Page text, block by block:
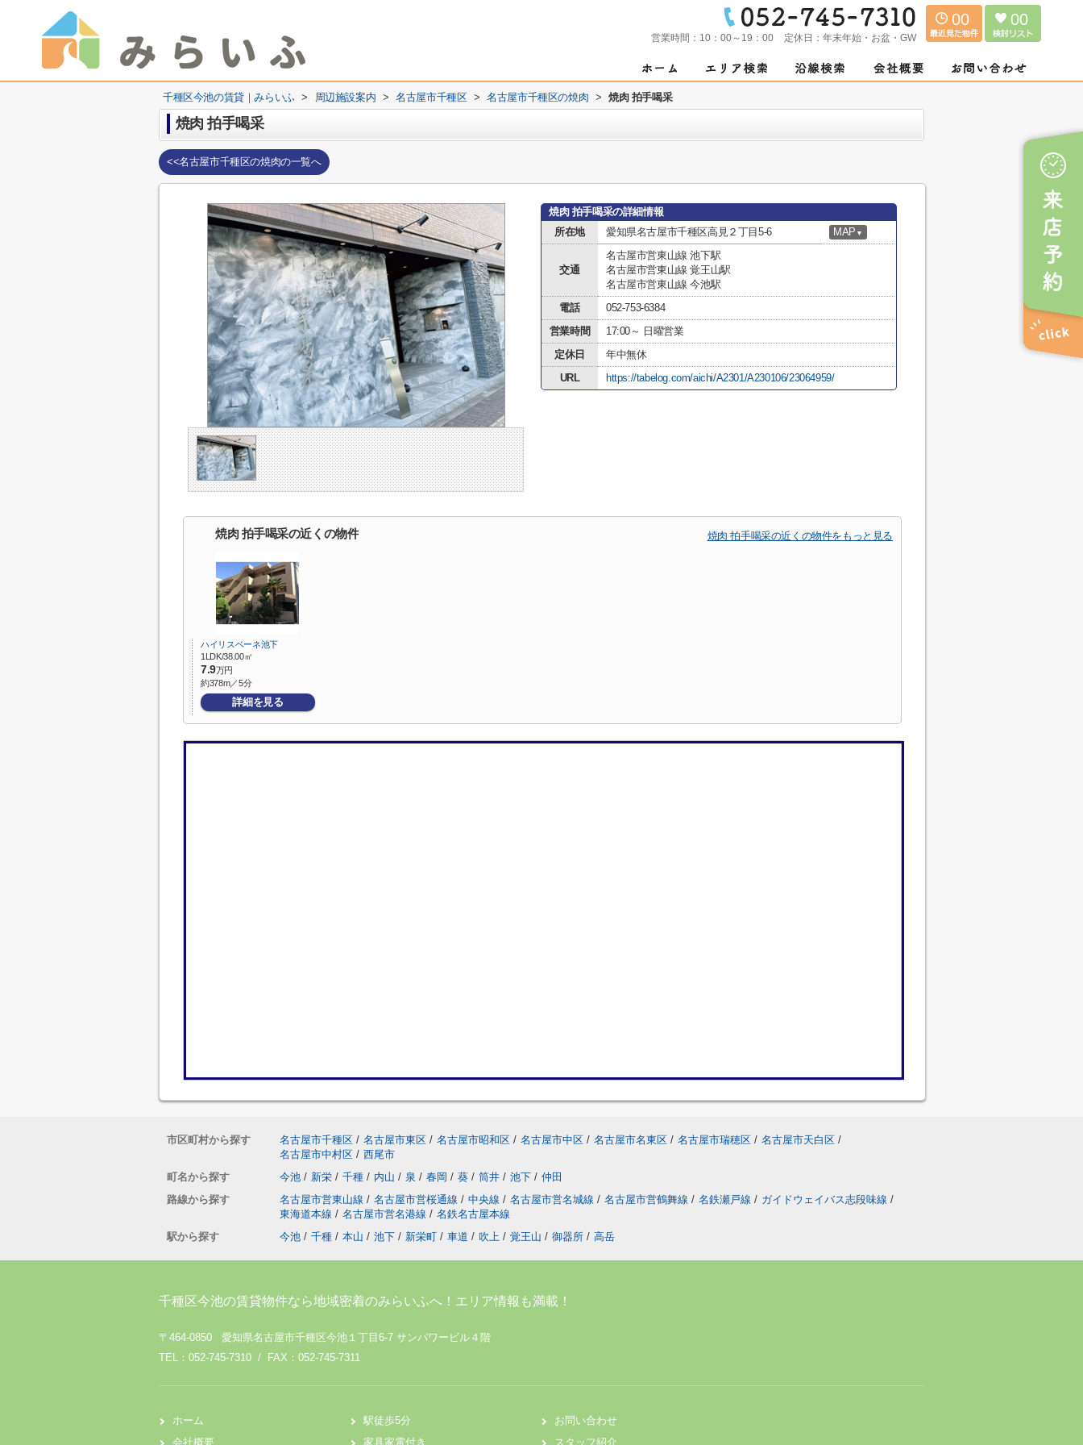
営業時間： 10：00～19：00 定休日： 年末年始・お盆・GW
00 00
千種区今池の賃貸｜みらいふ > 周辺施設案内 > 名古屋市千種区 > 名古屋市千種区の焼肉 > 焼肉 拍手喝采
焼肉 拍手喝采
<<名古屋市千種区の焼肉の一覧へ
焼肉 拍手喝采の詳細情報
所在地
愛知県名古屋市千種区高見２丁目5-6 MAP ▼
交通
名古屋市営東山線 池下駅
名古屋市営東山線 覚王山駅
名古屋市営東山線 今池駅
電話
052-753-6384
営業時間
17:00～ 日曜営業
定休日
年中無休
URL
https://tabelog.com/aichi/A2301/A230106/23064959/
焼肉 拍手喝采の近くの物件 焼肉 拍手喝采の近くの物件をもっと見る
ハイリスベーネ池下
1LDK/38.00㎡
7.9万円
約378m／5分
詳細を見る
市区町村から探す 名古屋市千種区 / 名古屋市東区 / 名古屋市昭和区 / 名古屋市中区 / 名古屋市名東区 / 名古屋市瑞穂区 / 名古屋市天白区 /
名古屋市中村区 / 西尾市
町名から探す
今池 / 新栄 / 千種 / 内山 / 泉 / 春岡 / 葵 / 筒井 / 池下 / 仲田
路線から探す
名古屋市営東山線 / 名古屋市営桜通線 / 中央線 / 名古屋市営名城線 / 名古屋市営鶴舞線 / 名鉄瀬戸線 / ガイドウェイバス志段味線 /
東海道本線 / 名古屋市営名港線 / 名鉄名古屋本線
駅から探す
今池 / 千種 / 本山 / 池下 / 新栄町 / 車道 / 吹上 / 覚王山 / 御器所 / 高岳
千種区今池の賃貸物件なら地域密着のみらいふへ！エリア情報も満載！
〒464-0850 愛知県名古屋市千種区今池１丁目6-7 サンパワービル４階
TEL：052-745-7310 / FAX：052-745-7311
ホーム
会社概要
駅徒歩5分
家具家電付き
お問い合わせ
スタッフ紹介